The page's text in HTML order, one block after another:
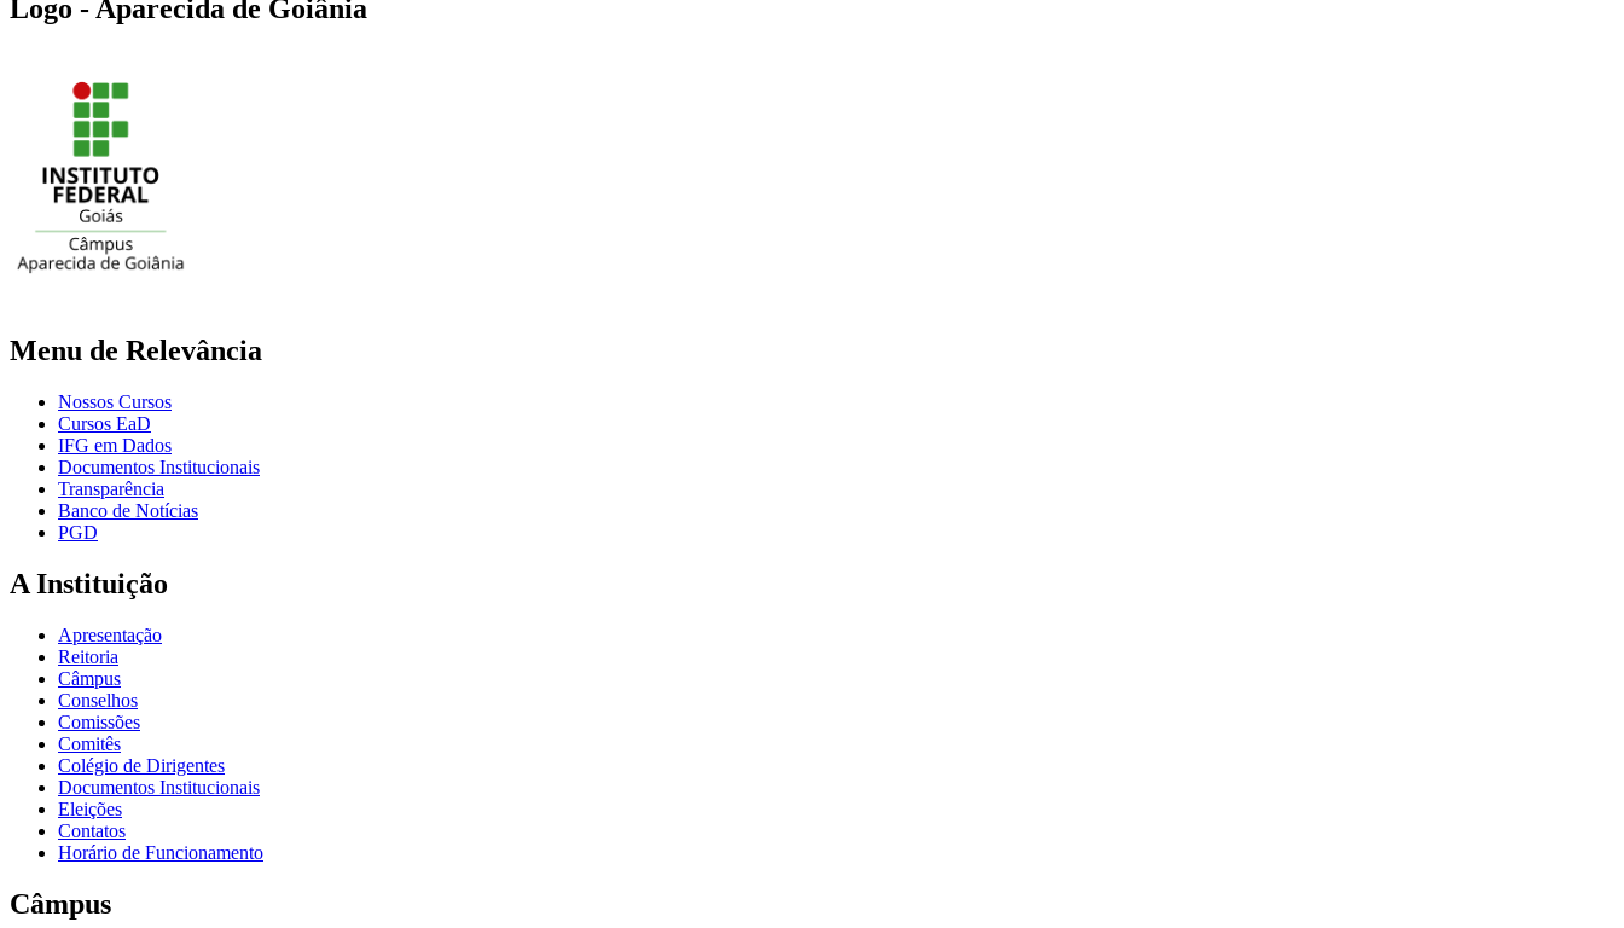
Logo - Aparecida de Goiânia
Menu de Relevância
Nossos Cursos
Cursos EaD
IFG em Dados
Documentos Institucionais
Transparência
Banco de Notícias
PGD
A Instituição
Apresentação
Reitoria
Câmpus
Conselhos
Comissões
Comitês
Colégio de Dirigentes
Documentos Institucionais
Eleições
Contatos
Horário de Funcionamento
Câmpus